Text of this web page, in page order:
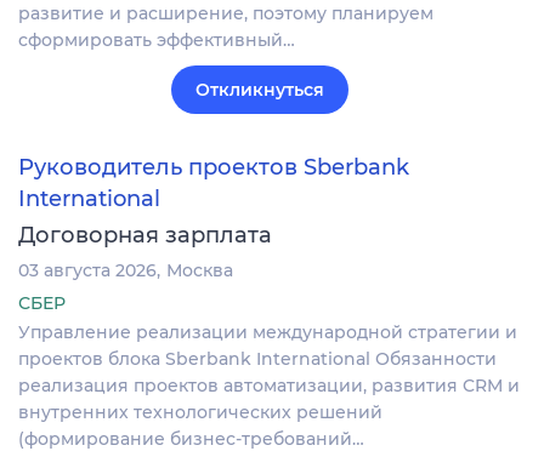
развитие и расширение, поэтому планируем
сформировать эффективный…
Откликнуться
Руководитель проектов Sberbank
International
Договорная зарплата
03 августа 2026 Москва
СБЕР
Управление реализации международной стратегии и
проектов блока Sberbank International Обязанности
реализация проектов автоматизации, развития CRM и
внутренних технологических решений
(формирование бизнес-требований…